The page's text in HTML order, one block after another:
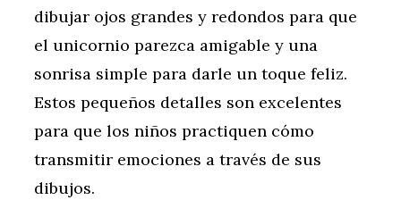
dibujar ojos grandes y redondos para que
el unicornio parezca amigable y una
sonrisa simple para darle un toque feliz.
Estos pequeños detalles son excelentes
para que los niños practiquen cómo
transmitir emociones a través de sus
dibujos.